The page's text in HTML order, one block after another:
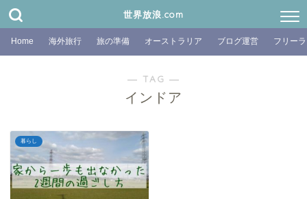
世界放浪.com
Home 海外旅行 旅の準備 オーストラリア ブログ運営 フリー
― TAG ―
インドア
暮らし